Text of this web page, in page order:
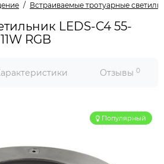
Встраиваемые тротуарные
LEDS-C4 55-
RGB
Отзывы 0
Популярный